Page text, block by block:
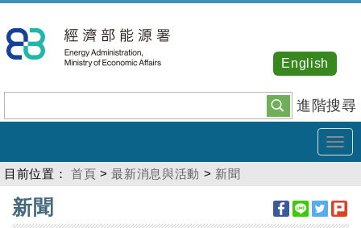
到
主
內
容
進階搜尋
English
目前位置： 首頁 >最新消息與活動 > 新聞
:::
新聞